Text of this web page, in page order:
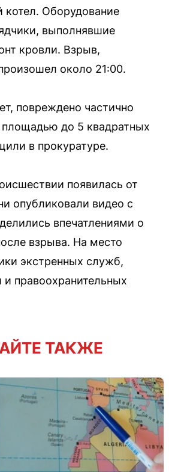
котел. Оборудование
выполнявшие
кровли. Взрыв,
около 21:00.
повреждено частично
до 5 квадратных
в прокуратуре.
появилась от
опубликовали видео с
впечатлениями о
взрыва. На место
экстренных служб,
и правоохранительных
ТАКЖЕ